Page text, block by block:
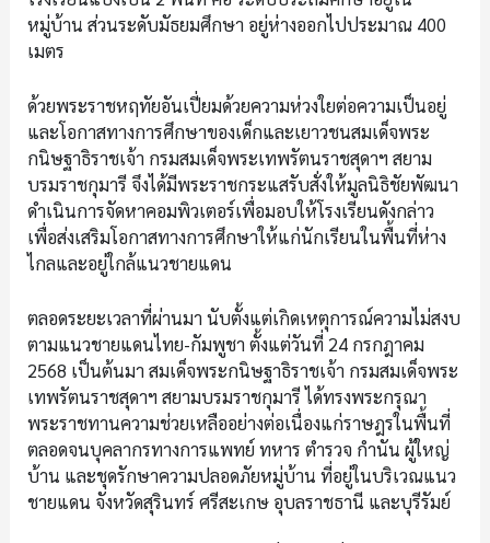
หมู่บ้าน ส่วนระดับมัธยมศึกษา อยู่ห่างออกไปประมาณ 400
เมตร
ด้วยพระราชหฤทัยอันเปี่ยมด้วยความห่วงใยต่อความเป็นอยู่
และโอกาสทางการศึกษาของเด็กและเยาวชนสมเด็จพระ
กนิษฐาธิราชเจ้า กรมสมเด็จพระเทพรัตนราชสุดาฯ สยาม
บรมราชกุมารี จึงได้มีพระราชกระแสรับสั่งให้มูลนิธิชัยพัฒนา
ดำเนินการจัดหาคอมพิวเตอร์เพื่อมอบให้โรงเรียนดังกล่าว
เพื่อส่งเสริมโอกาสทางการศึกษาให้แก่นักเรียนในพื้นที่ห่าง
ไกลและอยู่ใกล้แนวชายแดน
ตลอดระยะเวลาที่ผ่านมา นับตั้งแต่เกิดเหตุการณ์ความไม่สงบ
ตามแนวชายแดนไทย-กัมพูชา ตั้งแต่วันที่ 24 กรกฎาคม
2568 เป็นต้นมา สมเด็จพระกนิษฐาธิราชเจ้า กรมสมเด็จพระ
เทพรัตนราชสุดาฯ สยามบรมราชกุมารี ได้ทรงพระกรุณา
พระราชทานความช่วยเหลืออย่างต่อเนื่องแก่ราษฎรในพื้นที่
ตลอดจนบุคลากรทางการแพทย์ ทหาร ตำรวจ กำนัน ผู้ใหญ่
บ้าน และชุดรักษาความปลอดภัยหมู่บ้าน ที่อยู่ในบริเวณแนว
ชายแดน จังหวัดสุรินทร์ ศรีสะเกษ อุบลราชธานี และบุรีรัมย์